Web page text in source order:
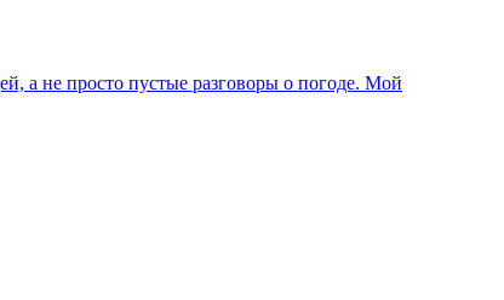
а не просто пустые разговоры о погоде. Мой